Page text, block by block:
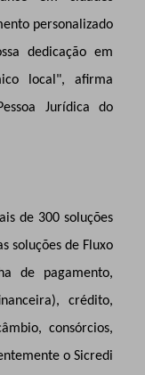
personalizado
dedicação em
local", afirma
Jurídica do
de 300 soluções
soluções de Fluxo
de pagamento,
crédito,
consórcios,
o Sicredi